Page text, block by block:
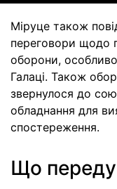
Міруце також
переговори щодо
оборони,
Галаці. Також
звернулося до
обладнання для
спостереження.
Що